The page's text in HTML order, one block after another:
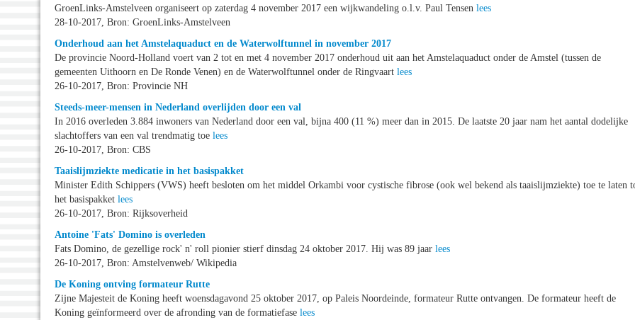
GroenLinks-Amstelveen organiseert op zaterdag 4 november 2017 een wijkwandeling o.l.v. Paul Tensen lees
28-10-2017, Bron: GroenLinks-Amstelveen
Onderhoud aan het Amstelaquaduct en de Waterwolftunnel in november 2017
De provincie Noord-Holland voert van 2 tot en met 4 november 2017 onderhoud uit aan het Amstelaquaduct onder de Amstel (tussen de
gemeenten Uithoorn en De Ronde Venen) en de Waterwolftunnel onder de Ringvaart lees
26-10-2017, Bron: Provincie NH
Steeds-meer-mensen in Nederland overlijden door een val
In 2016 overleden 3.884 inwoners van Nederland door een val, bijna 400 (11 %) meer dan in 2015. De laatste 20 jaar nam het aantal dodelijke
slachtoffers van een val trendmatig toe lees
26-10-2017, Bron: CBS
Taaislijmziekte medicatie in het basispakket
Minister Edith Schippers (VWS) heeft besloten om het middel Orkambi voor cystische fibrose (ook wel bekend als taaislijmziekte) toe te laten
het basispakket lees
26-10-2017, Bron: Rijksoverheid
Antoine 'Fats' Domino is overleden
Fats Domino, de gezellige rock' n' roll pionier stierf dinsdag 24 oktober 2017. Hij was 89 jaar lees
26-10-2017, Bron: Amstelvenweb/ Wikipedia
De Koning ontving formateur Rutte
Zijne Majesteit de Koning heeft woensdagavond 25 oktober 2017, op Paleis Noordeinde, formateur Rutte ontvangen. De formateur heeft de
Koning geïnformeerd over de afronding van de formatiefase lees